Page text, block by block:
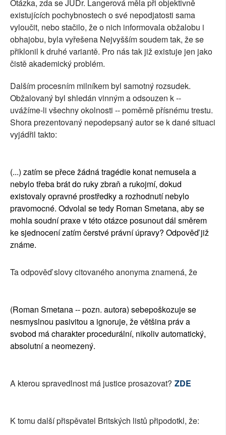
Otázka, zda se JUDr. Langerová měla při objektivně
existujících pochybnostech o své nepodjatosti sama
vyloučit, nebo stačilo, že o nich informovala obžalobu i
obhajobu, byla vyřešena Nejvyšším soudem tak, že se
přiklonil k druhé variantě. Pro nás tak již existuje jen jako
čistě akademický problém.
Dalším procesním milníkem byl samotný rozsudek.
Obžalovaný byl shledán vinným a odsouzen k --
uvážíme-li všechny okolnosti -- poměrně přísnému trestu.
Shora prezentovaný nepodepsaný autor se k dané situaci
vyjádřil takto:
(...) zatím se přece žádná tragédie konat nemusela a
nebylo třeba brát do ruky zbraň a rukojmí, dokud
existovaly opravné prostředky a rozhodnutí nebylo
pravomocné. Odvolal se tedy Roman Smetana, aby se
mohla soudní praxe v této otázce posunout dál směrem
ke sjednocení zatím čerstvé právní úpravy? Odpověď již
známe.
Ta odpověď slovy citovaného anonyma znamená, že
(Roman Smetana -- pozn. autora) sebepoškozuje se
nesmyslnou pasivitou a ignoruje, že většina práv a
svobod má charakter procedurální, nikoliv automatický,
absolutní a neomezený.
A kterou spravedlnost má justice prosazovat? ZDE
K tomu další přispěvatel Britských listů připodotkl, že: